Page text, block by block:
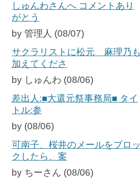
しゅんわさんへ コメントあり
がとう
by 管理人 (08/07)
サクラリストに松元 麻理乃も
加えてくださ
by しゅんわ (08/06)
差出人:■大還元祭事務局■ タイ
トル:参
by (08/06)
可南子、桜井のメールをブロッ
クしたら、案
by ちーさん (08/06)